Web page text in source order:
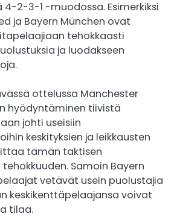
2-3-1 -muodossa. Esimerkiksi
ja Bayern München ovat
tehokkaasti
ja luodakseen
ottelussa Manchester
hyödyntäminen tiivistä
johti useisiin
keskityksien ja leikkausten
tämän taktisen
Samoin Bayern
vetävät usein puolustajia
keskikenttäpelaajansa voivat
tilaa.